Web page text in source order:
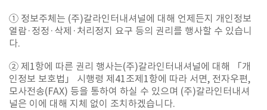
① 정보주체는 (주)갈라인터내셔널에 대해 언제든지 개인정보
열람·정정·삭제·처리정지 요구 등의 권리를 행사할 수 있습니
다.
② 제1항에 따른 권리 행사는(주)갈라인터내셔널에 대해 「개
인정보 보호법」 시행령 제41조제1항에 따라 서면, 전자우편,
모사전송(FAX) 등을 통하여 하실 수 있으며 (주)갈라인터내셔
널은 이에 대해 지체 없이 조치하겠습니다.